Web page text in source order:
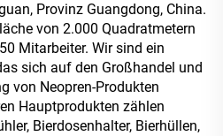
Provinz Guangdong, China.
von 2.000 Quadratmetern
Mitarbeiter. Wir sind ein
sich auf den Großhandel und
von Neopren-Produkten
Hauptprodukten zählen
Bierdosenhalter, Bierhüllen,